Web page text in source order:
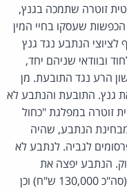
זוטרה שתמכה בגנץ,
הכפשות שעסקו בחיי המין
הנתבע נגד גנץ
ובוודאי שניהם יחד,
הרע נגד התובעת. מן
גנץ. התובעת והנתבע לא
זוטרה במפלגת "כחול
מבחינת הנתבע, שהיה
לגביה. לנתבע לא
תום הלב מכוח סעיף 15 לחוק. הנתבע יפצה את
התובעת ב-65,000 ש"ח עבור כל פרסום (סה"כ 130,000 ש"ח) וכן